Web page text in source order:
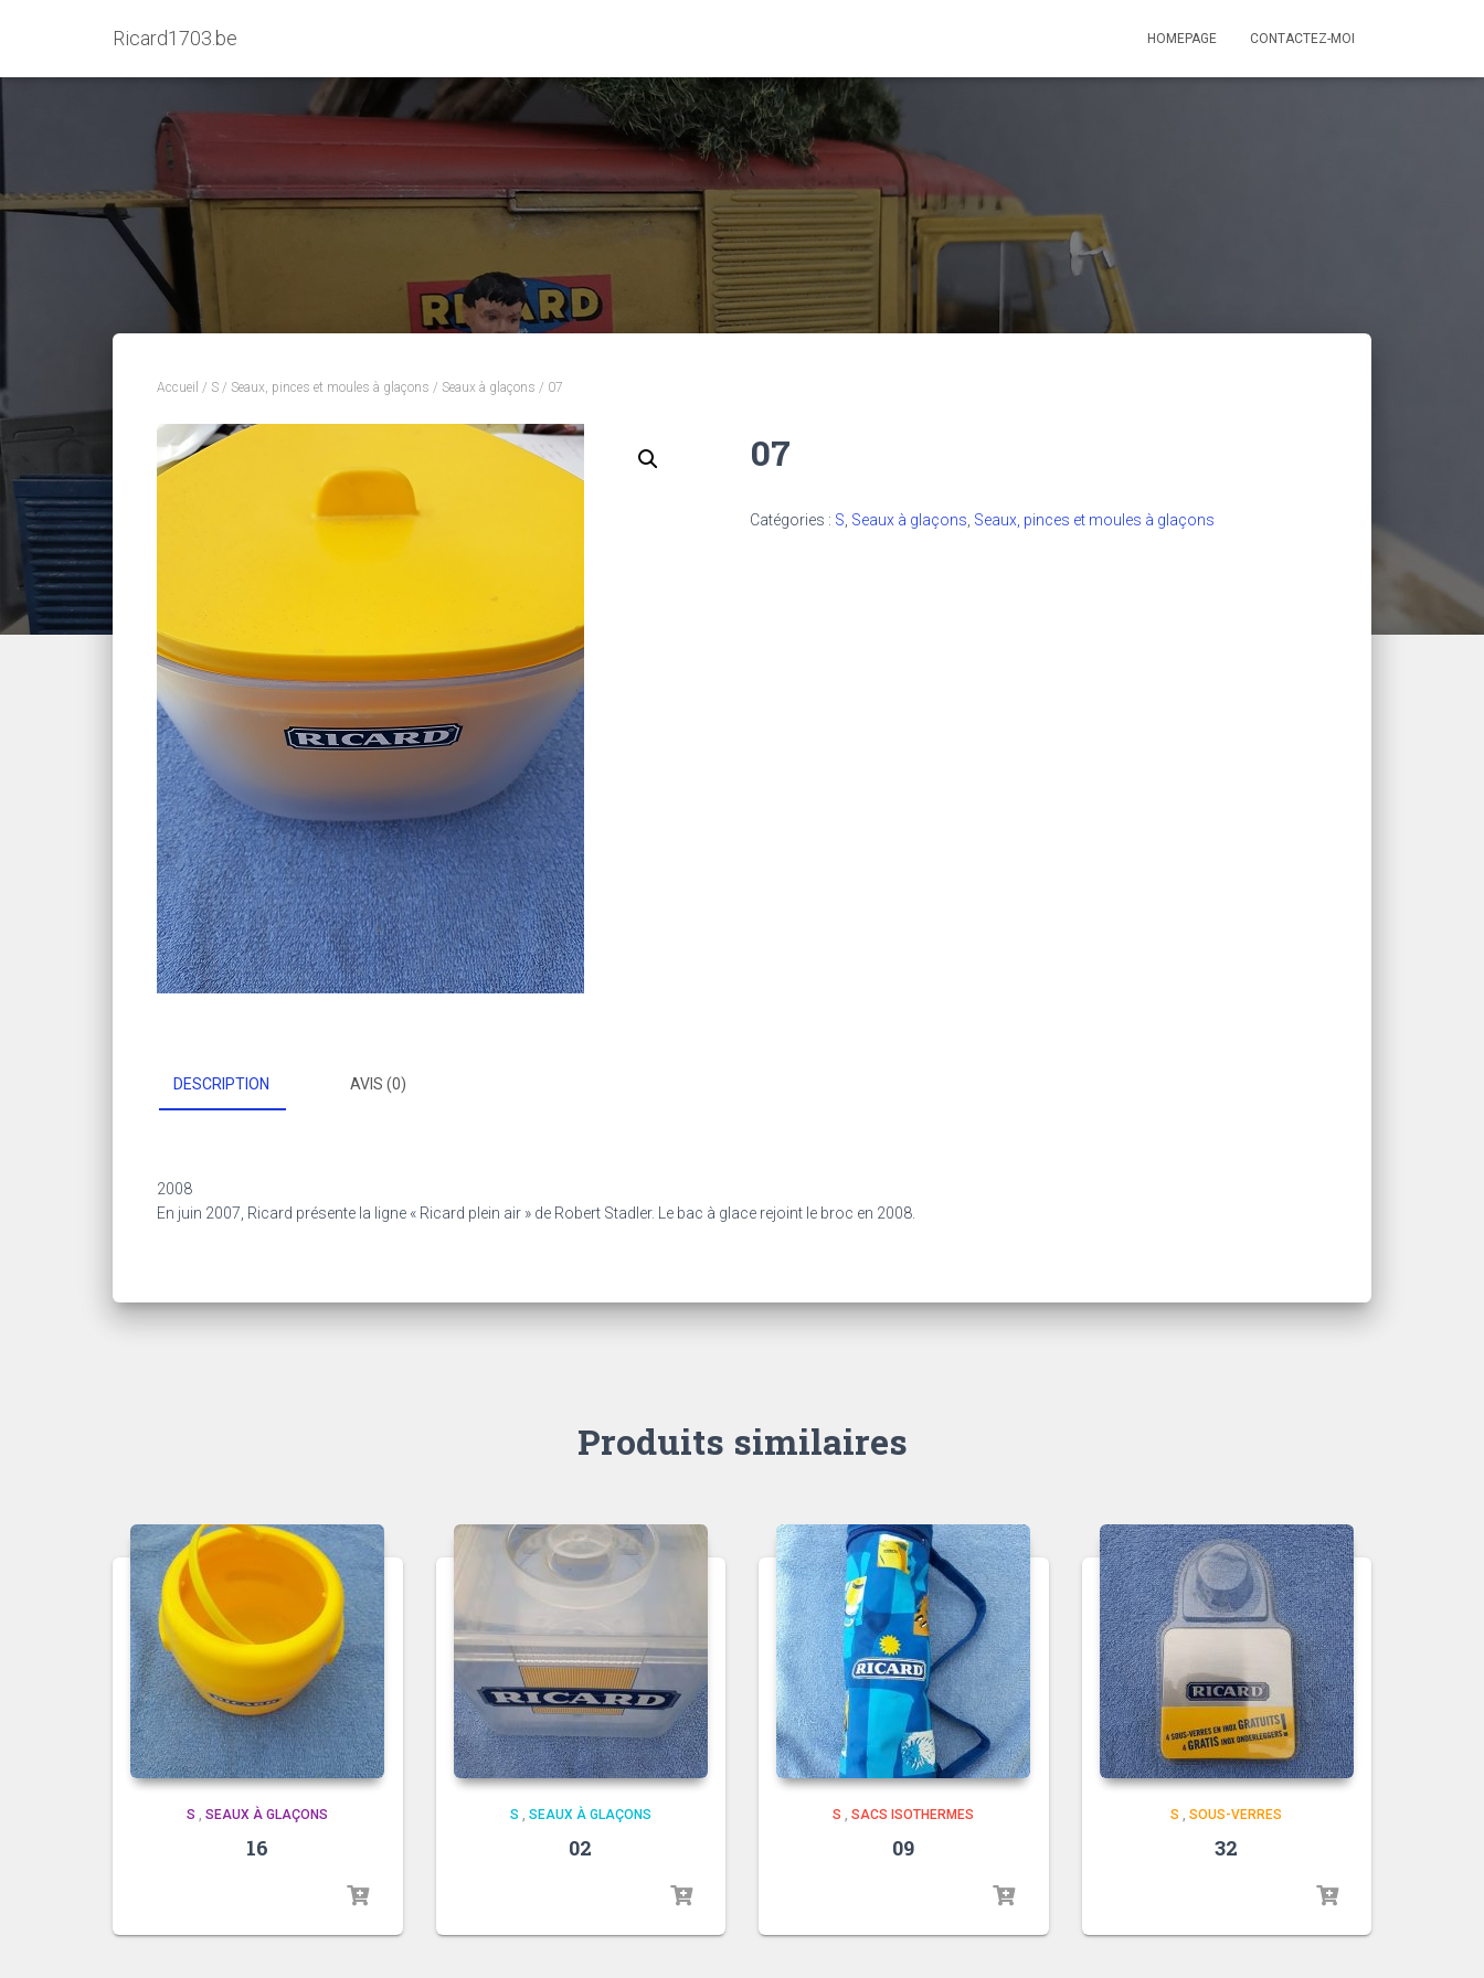
Ricard1703.be HOMEPAGE CONTACTEZ-MOI
Accueil / S / Seaux, pinces et moules à glaçons / Seaux à glaçons / 07
07
Catégories : S Seaux à glaçons Seaux, pinces et moules à glaçons
DESCRIPTION AVIS (0)
2008
En juin 2007, Ricard présente la ligne « Ricard plein air » de Robert Stadler. Le bac à glace rejoint le broc en 2008.
Produits similaires
S ,SEAUX À GLAÇONS
16
S , SEAUX À GLAÇONS
02
S ,SACS ISOTHERMES
09
S ,SOUS-VERRES
32